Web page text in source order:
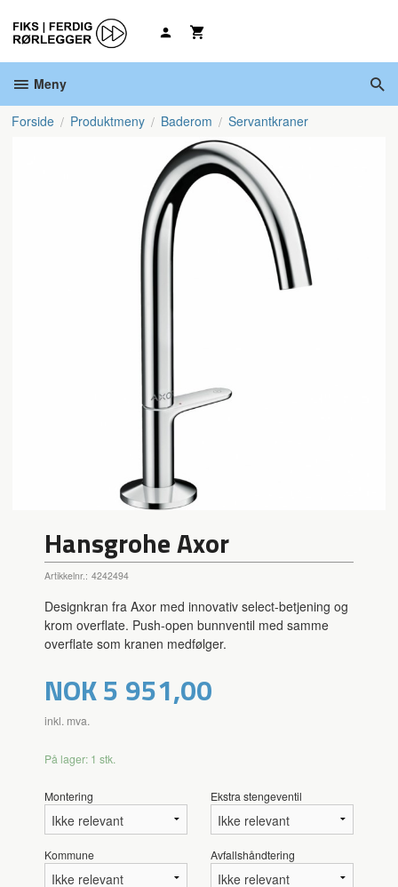
innholdet
Meny
Forside Produktmeny Baderom Servantkraner
Hansgrohe Axor
Artikkelnr.: 4242494
Designkran fra Axor med innovativ select-betjening og
krom overflate. Push-open bunnventil med samme
overflate som kranen medfølger.
Pris
NOK5 951,00
inkl. mva.
På lager: 1 stk.
Montering Ekstra stengeventil
Kommune Avfallshåndtering